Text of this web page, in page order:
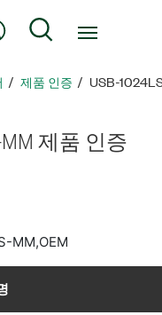
내 계정 검색
제품 인증 USB-
MM 제품 인증
MM,OEM